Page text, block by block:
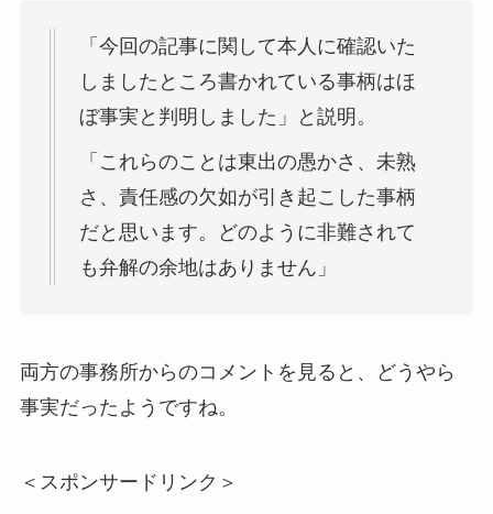
「今回の記事に関して本人に確認いた
しましたところ書かれている事柄はほ
ぼ事実と判明しました」と説明。
「これらのことは東出の愚かさ、未熟
さ、責任感の欠如が引き起こした事柄
だと思います。どのように非難されて
も弁解の余地はありません」
両方の事務所からのコメントを見ると、どうやら
事実だったようですね。
＜スポンサードリンク＞